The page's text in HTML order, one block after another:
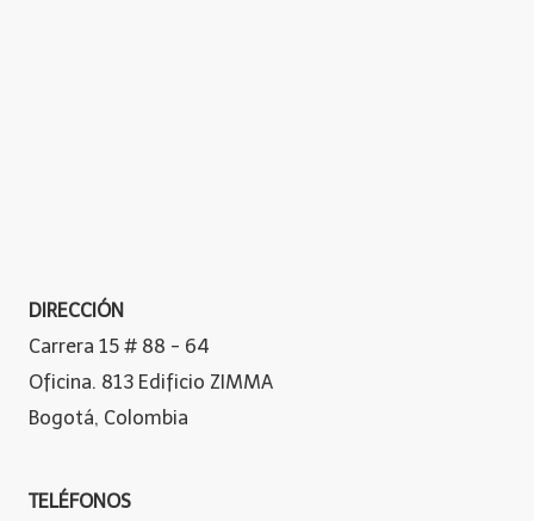
DIRECCIÓN
Carrera 15 # 88 - 64
Oficina. 813 Edificio ZIMMA
Bogotá, Colombia
TELÉFONOS